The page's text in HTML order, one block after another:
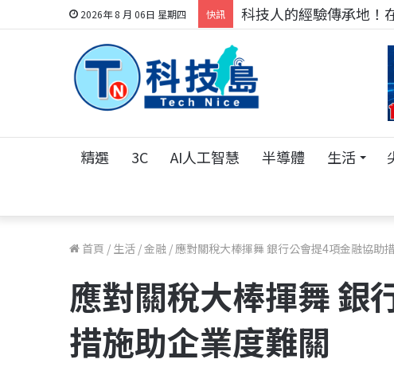
2026年 8 月 06日 星期四 快訊 科技人的經驗傳承地！
精選 3C AI人工智慧 半導體 生活
首頁 / 生活 /金融 /應對關稅大棒揮舞 銀行公會提4項金融協助
應對關稅大棒揮舞 銀
措施助企業度難關